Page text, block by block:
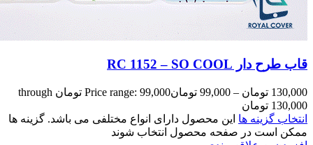
Price range: 99,000 تومان through
مختلفی می باشد. گزینه ها